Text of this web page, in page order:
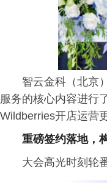
智云金科（北京
服务的核心内容进行
Wildberries开店运营
重磅签约落地，
大会高光时刻轮